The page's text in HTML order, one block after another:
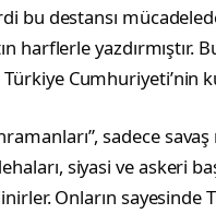
bu destansı
harflerle yazdırmıştır.
Türkiye
sadece
siyasi ve askeri
Onların sayesinde